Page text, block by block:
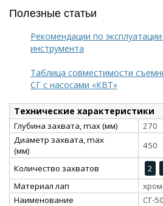
Полезные статьи
Рекомендации по
инструмента
Таблица совместимости
СГ с насосами «КВТ»
Технические характеристики
Глубина захвата, max (мм)
270
Диаметр захвата, max
(мм)
450
Количество захватов 2
Материал лап
Наименование
СГ-50